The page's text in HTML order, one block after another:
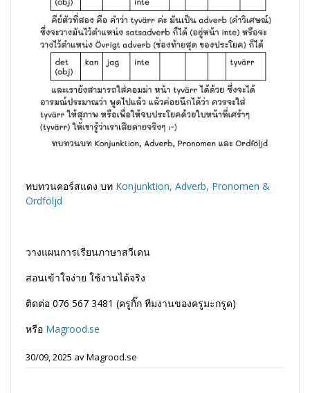
ทบทวนคอร์สแดง บท Konjunktion, Adverb, Pronomen &
Ordföljd
วางแผนการเรียนภาษาสวีเดน
สอนเข้าใจง่าย ใช้งานได้จริง
ติดต่อ 076 567 3481 (ครูกิ๊ก ทีมงานของครูมะกรูด)
หรือ Magrood.se
30/09, 2025 avMagrood.se